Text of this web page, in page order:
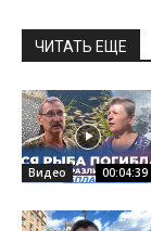
ЧИТАТЬ ЕЩЕ
Видео 00:04:39